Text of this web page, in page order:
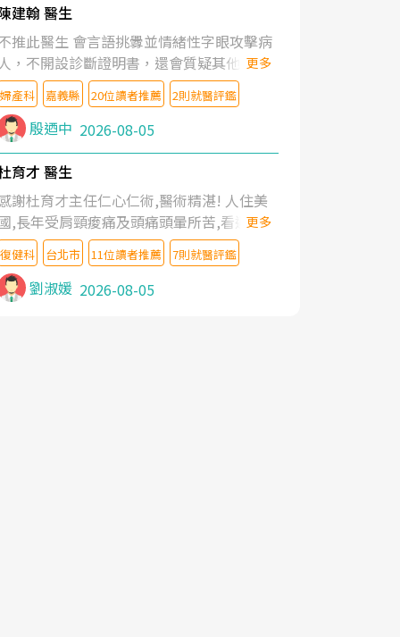
建翰 醫生
推此醫生 會言語挑釁並情緒性字眼攻擊病
，不開設診斷證明書，還會質疑其他醫生
判斷！
更多
婦產科 嘉義縣 20位讀者推薦 2則就醫評鑑
殷迺中 2026-08-05
育才 醫生
謝杜育才主任仁心仁術,醫術精湛! 人住美
,長年受肩頸痠痛及頭痛頭暈所苦,看遍名醫
授,做了各種檢查,也嘗試過西醫打針,中醫
灸及物理徒手治療都沒有用,後來連吃到嗎
類止痛藥都效果有限,只是壓症狀,沒多久就
起來,多年失眠嚴重影響生活品質. 台灣親
更多
復健科 台北市 11位讀者推薦 7則就醫評鑑
劉淑媛 2026-08-05